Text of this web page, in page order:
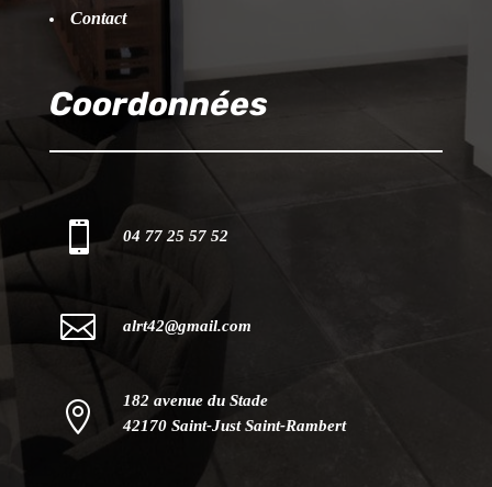
Contact
Coordonnées
 04 77 25 57 52
 alrt42@gmail.com

182 avenue du Stade
42170 Saint-Just Saint-Rambert